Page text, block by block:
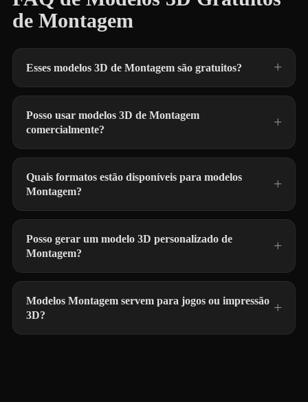
de Montagem
Esses modelos 3D de Montagem são gratuitos?
Posso usar modelos 3D de Montagem
comercialmente?
Quais formatos estão disponíveis para modelos
Montagem?
Posso gerar um modelo 3D personalizado de
Montagem?
Modelos Montagem servem para jogos ou impressão
3D?